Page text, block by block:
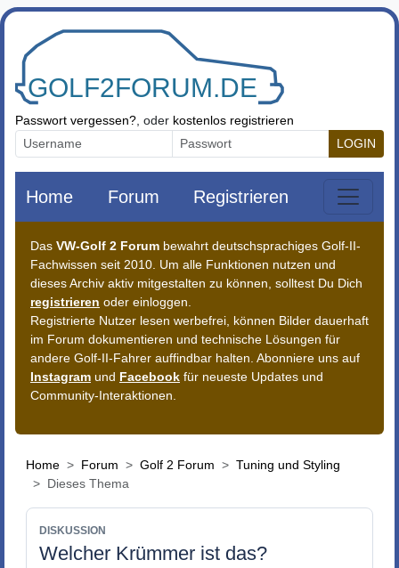
Zum Inhalt springen
Passwort vergessen? , oder kostenlos registrieren
LOGIN
Home Forum Registrieren
Das VW-Golf 2 Forum bewahrt deutschsprachiges Golf-II-
Fachwissen seit 2010. Um alle Funktionen nutzen und
dieses Archiv aktiv mitgestalten zu können, solltest Du Dich
registrieren oder einloggen.
Registrierte Nutzer lesen werbefrei, können Bilder dauerhaft
im Forum dokumentieren und technische Lösungen für
andere Golf-II-Fahrer auffindbar halten. Abonniere uns auf
Instagram und Facebook für neueste Updates und
Community-Interaktionen.
Home Forum Golf 2 Forum
Tuning und Styling
Dieses Thema
DISKUSSION
Welcher Krümmer ist das?